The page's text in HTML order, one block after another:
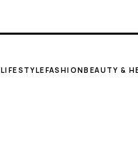
LIFESTYLEFASHIONBEAUTY &